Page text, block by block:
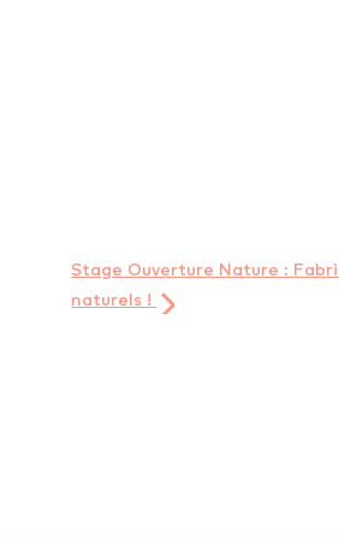
Stage Ouverture Nature :
naturels !